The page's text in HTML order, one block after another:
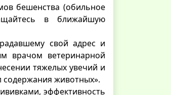
бешенства (обильное
в ближайшую
свой адрес и
врачом ветеринарной
тяжелых увечий и
содержания животных».
эффективность